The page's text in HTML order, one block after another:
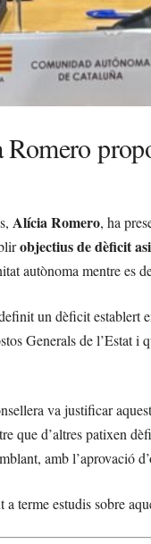
Alícia Romero, ha
objectius de dèficit
autònoma mentre es
un dèficit establert
Generals de l’Estat
va justificar
que d’altres patixen
amb l’aprovació
terme estudis sobre